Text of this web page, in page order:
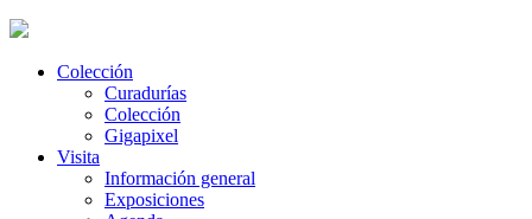
Colección
Curadurías
Colección
Gigapixel
Visita
Información general
Exposiciones